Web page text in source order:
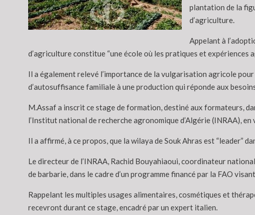
plantation de la
d’agriculture.
Appelant à
d’agriculture constitue “une école où les pratiques et
Il a également relevé l’importance de la vulgarisation agricole
d’autosuffisance familiale à une production qui réponde aux
M.Assaf a inscrit ce stage de formation, destiné aux formateurs,
l’Institut national de recherche agronomique d’Algérie (INRAA),
Il a affirmé, à ce propos, que la wilaya de Souk Ahras est “leader”
Le directeur de l’INRAA, Rachid Bouyahiaoui, coordinateur
de barbarie, dans le cadre d’un programme financé par la FAO
Rappelant les multiples usages alimentaires, cosmétiques et
recevront durant ce stage, encadré par un expert italien.